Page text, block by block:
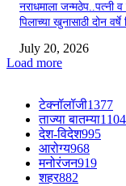
नराधमाला जन्मठेप..पत्नी
पिलाच्या खुनासाठी दोन वर्षे
July 20, 2026
Load more
टेक्नॉलॉजी1377
ताज्या बातम्या1104
देश-विदेश995
आरोग्य968
मनोरंजन919
शहर882